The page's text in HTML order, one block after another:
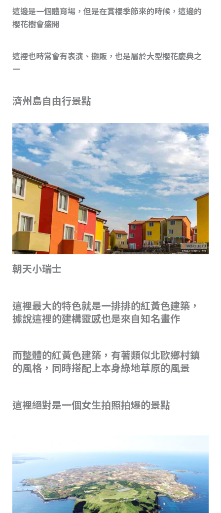
這邊是一個體育場，但是在賞櫻季節來的時候，這邊的
櫻花樹會盛開
這裡也時常會有表演、攤販，也是屬於大型櫻花慶典之
一
濟州島自由行景點
朝天小瑞士
這裡最大的特色就是一排排的紅黃色建築，
據說這裡的建構靈感也是來自知名畫作
而整體的紅黃色建築，有著類似北歐鄉村鎮
的風格，同時搭配上本身綠地草原的風景
這裡絕對是一個女生拍照拍爆的景點